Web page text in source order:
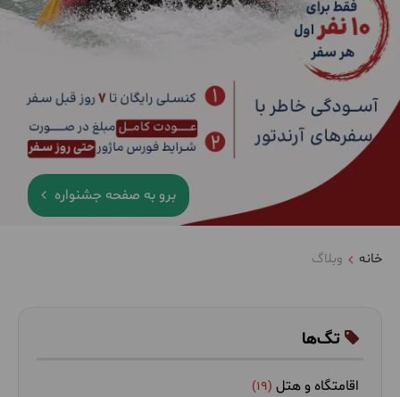
برو به صفحه جشنواره
خانه وبلاگ
تگ‌ها
اقامتگاه و هتل (19)